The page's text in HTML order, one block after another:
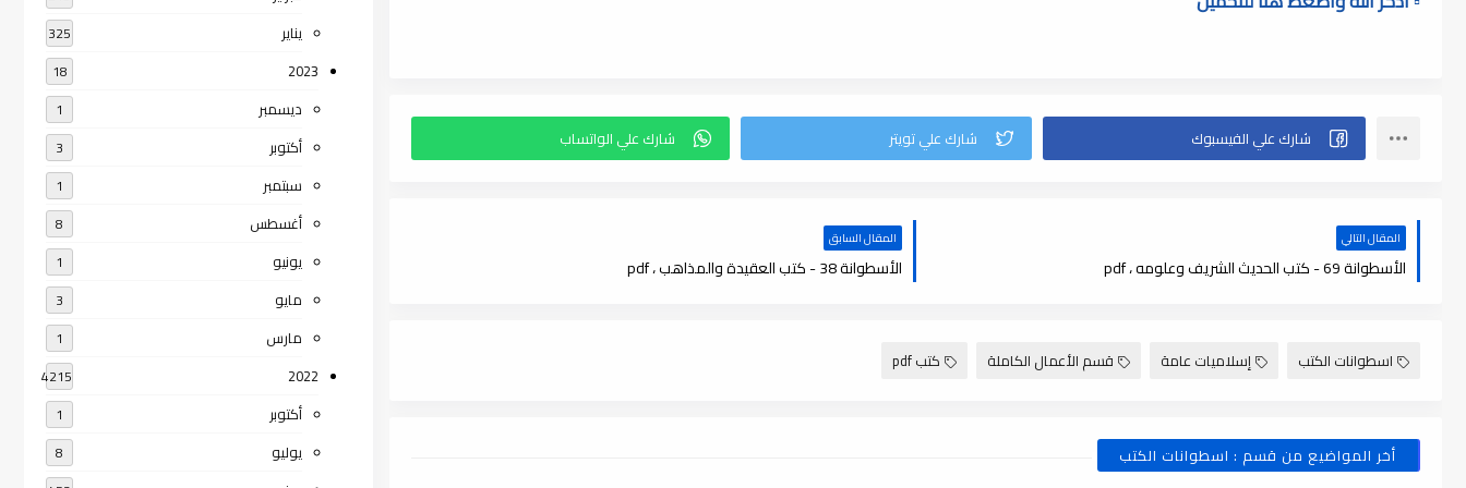
المقال التالي
الأسطوانة 69 - كتب الحديث الشريف وعلومه ، pdf
المقال السابق
الأسطوانة 38 - كتب العقيدة والمذاهب ، pdf
اسطوانات الكتب إسلاميات عامة قسم الأعمال الكاملة كتب pdf
أخر المواضيع من قسم : اسطوانات الكتب
يناير 325
2023
18
ديسمبر 1
أكتوبر 3
سبتمبر 1
أغسطس 8
يونيو 1
مايو 3
مارس 1
2022
4215
أكتوبر 1
يوليو 8